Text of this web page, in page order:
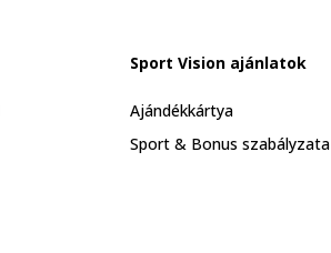
Sport Vision ajánlatok
Ajándékkártya
Sport & Bonus szabályzata